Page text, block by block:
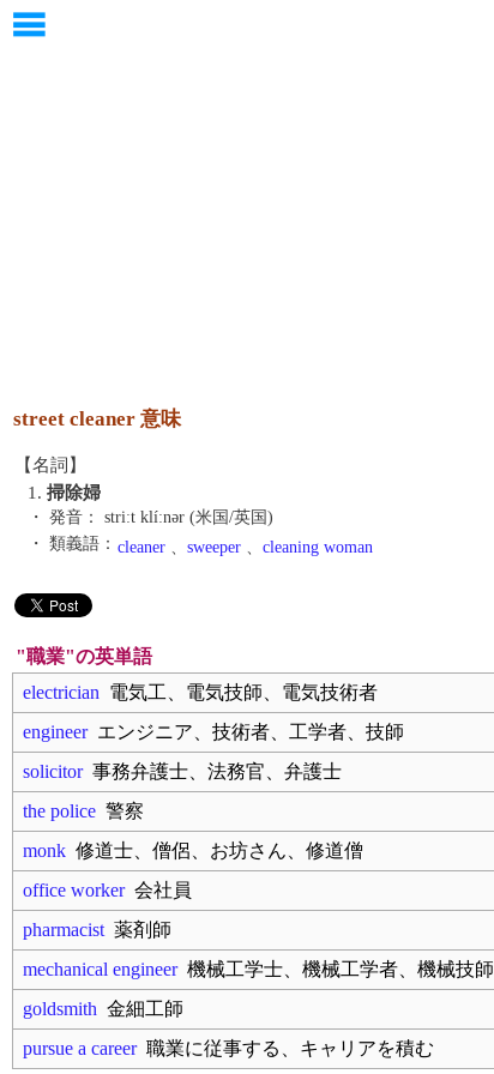
street cleaner 意味
【名詞】
1. 掃除婦
・ 発音：
striːt klíːnər (米国/英国)
・ 類義語： cleaner 、 sweeper 、 cleaning woman
"職業"の英単語
electrician 電気工、電気技師、電気技術者
engineerエンジニア、技術者、工学者、技師
solicitor事務弁護士、法務官、弁護士
the police 警察
monk 修道士、僧侶、お坊さん、修道僧
office worker会社員
pharmacist 薬剤師
mechanical engineer機械工学士、機械工学者、機械技師
goldsmith 金細工師
pursue a career職業に従事する、キャリアを積む